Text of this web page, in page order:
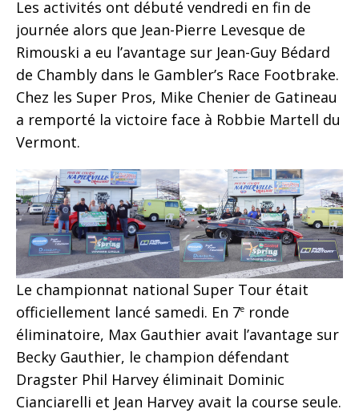
Les activités ont débuté vendredi en fin de
journée alors que Jean-Pierre Levesque de
Rimouski a eu l’avantage sur Jean-Guy Bédard
de Chambly dans le Gambler’s Race Footbrake.
Chez les Super Pros, Mike Chenier de Gatineau
a remporté la victoire face à Robbie Martell du
Vermont.
Le championnat national Super Tour était
officiellement lancé samedi. En 7e ronde
éliminatoire, Max Gauthier avait l’avantage sur
Becky Gauthier, le champion défendant
Dragster Phil Harvey éliminait Dominic
Cianciarelli et Jean Harvey avait la course seule.